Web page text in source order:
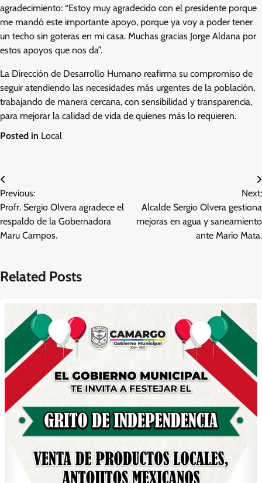
agradecimiento: “Estoy muy agradecido con el presidente porque
me mandó este importante apoyo, porque ya voy a poder tener
un techo sin goteras en mi casa. Muchas gracias Jorge Aldana por
estos apoyos que nos da”.
La Dirección de Desarrollo Humano reafirma su compromiso de
seguir atendiendo las necesidades más urgentes de la población,
trabajando de manera cercana, con sensibilidad y transparencia,
para mejorar la calidad de vida de quienes más lo requieren.
Posted in Local
Navegación
de
entradas
Previous:
Profr. Sergio Olvera agradece el
respaldo de la Gobernadora
Maru Campos.
Next:
Alcalde Sergio Olvera gestiona
mejoras en agua y saneamiento
ante Mario Mata.
Related Posts